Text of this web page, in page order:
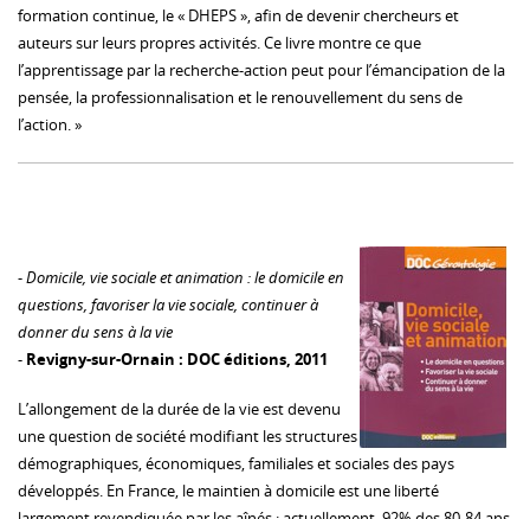
formation continue, le « DHEPS », afin de devenir chercheurs et
auteurs sur leurs propres activités. Ce livre montre ce que
l’apprentissage par la recherche-action peut pour l’émancipation de la
pensée, la professionnalisation et le renouvellement du sens de
l’action. »
-Domicile, vie sociale et animation : le domicile en
questions, favoriser la vie sociale, continuer à
donner du sens à la vie
- Revigny-sur-Ornain : DOC éditions, 2011
L’allongement de la durée de la vie est devenu
une question de société modifiant les structures
démographiques, économiques, familiales et sociales des pays
développés. En France, le maintien à domicile est une liberté